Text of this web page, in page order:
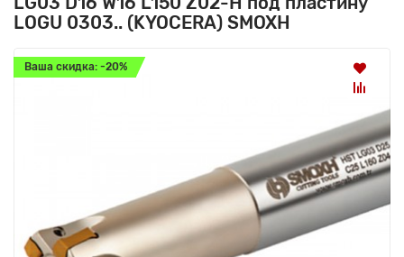
LOGU 0303.. (KYOCERA) SMOXH
Ваша скидка: -20%